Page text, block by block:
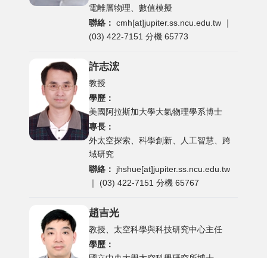
電離層物理、數值模擬
聯絡： cmh[at]jupiter.ss.ncu.edu.tw ｜
(03) 422-7151 分機 65773
許志浤
教授
學歷：
美國阿拉斯加大學大氣物理學系博士
專長：
外太空探索、科學創新、人工智慧、跨
域研究
聯絡：
jhshue[at]jupiter.ss.ncu.edu.tw
｜ (03) 422-7151 分機 65767
趙吉光
教授、太空科學與科技研究中心主任
學歷：